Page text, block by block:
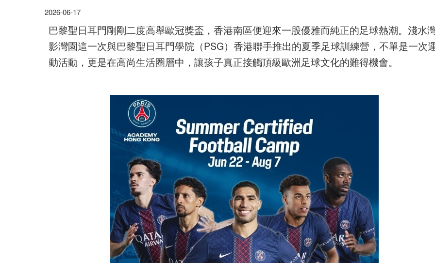
2026-06-17
巴黎聖日耳門剛剛二度高舉歐冠獎盃，香港南區便迎來一股優雅而純正的足球熱潮。淺水
影灣園這一次與巴黎聖日耳門學院（PSG）香港聯手推出的夏季足球訓練營，不單是一次
動活動，更是在高尚生活圈層中，讓孩子真正接觸頂級歐洲足球文化的難得機會。